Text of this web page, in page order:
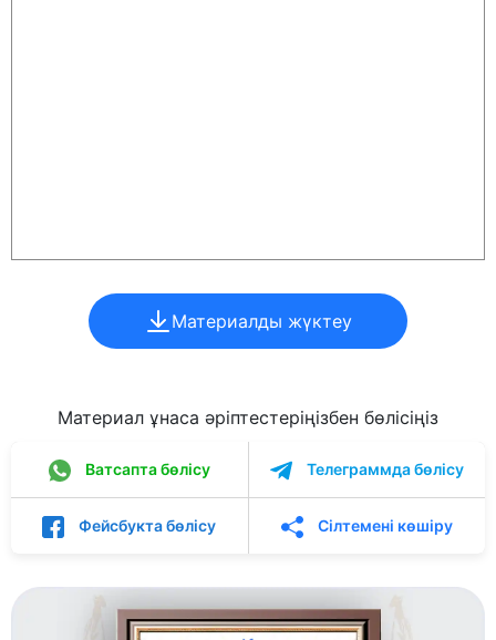
Материалды жүктеу
Материал ұнаса әріптестеріңізбен бөлісіңіз
Ватсапта бөлісу Телеграммда бөлісу
Фейсбукта бөлісу Сілтемені көшіру